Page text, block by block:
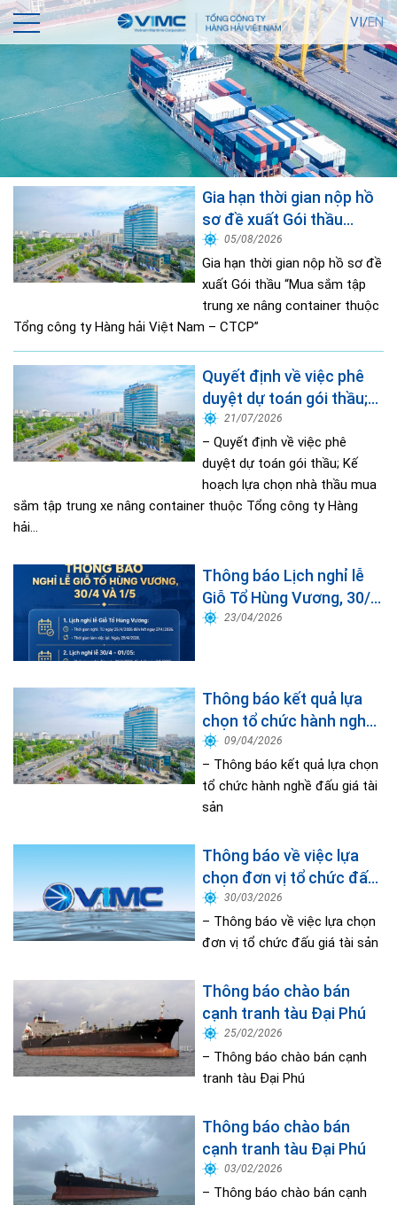
VI/EN
Gia hạn thời gian nộp hồ
sơ đề xuất Gói thầu
“Mua sắm tập trung xe
nâng container thuộc
Tổng công ty Hàng hải
Việt Nam – CTCP”
05/08/2026
Gia hạn thời gian nộp hồ sơ đề
xuất Gói thầu “Mua sắm tập
trung xe nâng container thuộc
Tổng công ty Hàng hải Việt Nam – CTCP”
Quyết định về việc phê
duyệt dự toán gói thầu;
Kế hoạch lựa chọn nhà
thầu mua sắm tập trung
xe nâng container thuộc
Tổng công ty Hàng hải
Việt Nam – CTCP
21/07/2026
– Quyết định về việc phê
duyệt dự toán gói thầu; Kế
hoạch lựa chọn nhà thầu mua
sắm tập trung xe nâng container thuộc Tổng công ty Hàng
hải...
Thông báo Lịch nghỉ lễ
Giỗ Tổ Hùng Vương, 30/4
và 1/5 năm 2026
23/04/2026
Thông báo kết quả lựa
chọn tổ chức hành nghề
đấu giá tài sản
09/04/2026
– Thông báo kết quả lựa chọn
tổ chức hành nghề đấu giá tài
sản
Thông báo về việc lựa
chọn đơn vị tổ chức đấu
giá tài sản
30/03/2026
– Thông báo về việc lựa chọn
đơn vị tổ chức đấu giá tài sản
Thông báo chào bán
cạnh tranh tàu Đại Phú
25/02/2026
– Thông báo chào bán cạnh
tranh tàu Đại Phú
Thông báo chào bán
cạnh tranh tàu Đại Phú
03/02/2026
– Thông báo chào bán cạnh